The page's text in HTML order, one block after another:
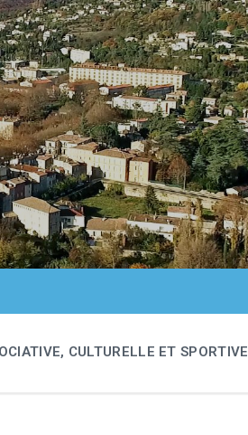
CULTURELLE ET SPORTIVE